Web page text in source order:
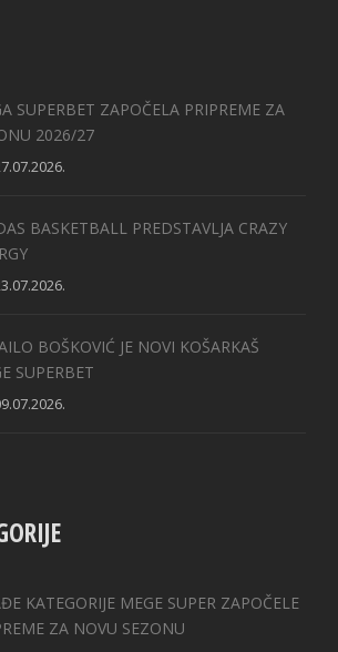
SUPERBET ZAPOČELA PRIPREME ZA
2026/27
BASKETBALL PREDSTAVLJA CRAZY
BOŠKOVIĆ JE NOVI KOŠARKAŠ
SUPERBET
KATEGORIJE MEGE SUPER ZAPOČELE
ZA NOVU SEZONU